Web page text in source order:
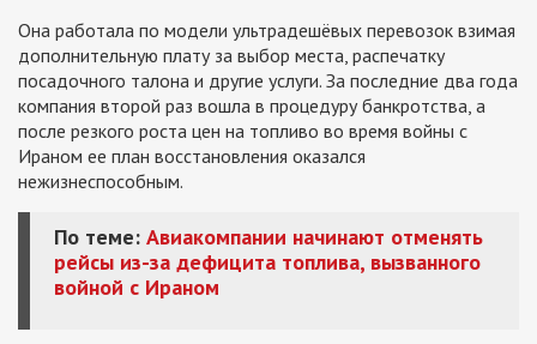
Она работала по модели ультрадешёвых перевозок взимая
дополнительную плату за выбор места, распечатку
посадочного талона и другие услуги. За последние два года
компания второй раз вошла в процедуру банкротства, а
после резкого роста цен на топливо во время войны с
Ираном ее план восстановления оказался
нежизнеспособным.
По теме: Авиакомпании начинают отменять
рейсы из-за дефицита топлива, вызванного
войной с Ираном